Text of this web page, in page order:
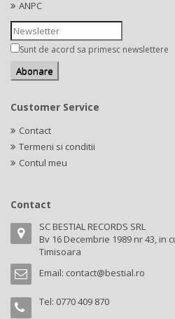
ANPC
Sunt de acord sa primesc newslettere
Customer Service
Contact
Termeni si conditii
Contul meu
Contact
SC BESTIAL RECORDS SRL
Bv 16 Decembrie 1989 nr 43, in
Timisoara
Email: contact@bestial.ro
Tel: 0770 409 870